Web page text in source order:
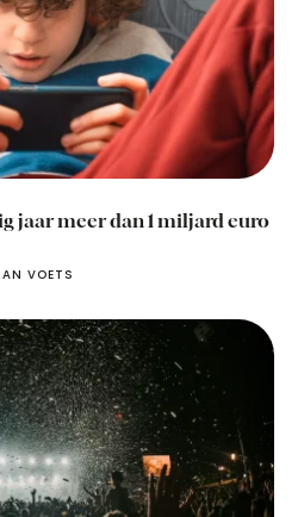
jaar meer dan 1 miljard euro
VOETS